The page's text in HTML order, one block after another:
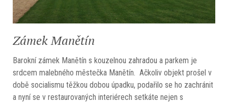
Zámek Manětín
Barokní zámek Manětín s kouzelnou zahradou a parkem je
srdcem malebného městečka Manětín. Ačkoliv objekt prošel v
době socialismu těžkou dobou úpadku, podařilo se ho zachránit
a nyní se v restaurovaných interiérech setkáte nejen s